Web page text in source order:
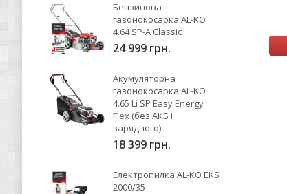
Бензинова
газонокосарка AL-KO
4.64 SP-A Classic
24 999 грн.
Акумуляторна
газонокосарка AL-KO
4.65 Li SP Easy Energy
Flex (без АКБ і
зарядного)
18 399 грн.
Електропилка AL-KO EKS
2000/35